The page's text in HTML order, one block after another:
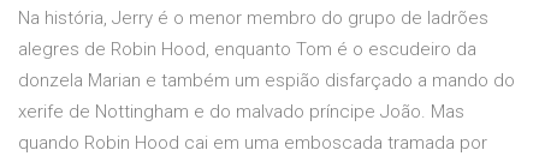
Na história, Jerry é o menor membro do grupo de ladrões
alegres de Robin Hood, enquanto Tom é o escudeiro da
donzela Marian e também um espião disfarçado a mando do
xerife de Nottingham e do malvado príncipe João. Mas
quando Robin Hood cai em uma emboscada tramada por